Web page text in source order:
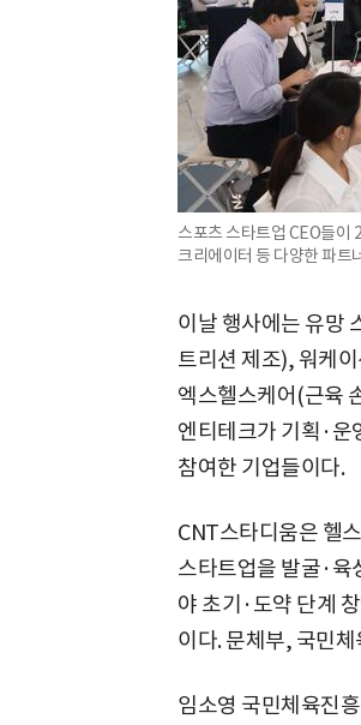
스포츠 스타트업 CEO들이
크리에이터 등 다양한 파트
이날 행사에는 유망
트리션 제조), 워케
엑스헬스케어(근육
엔티테크가 기획·
참여한 기업들이다.
CNT스타디움은 헬
스타트업을 발굴·육
야 초기·도약 단계
이다. 문체부, 국민
임소영 국민체육진